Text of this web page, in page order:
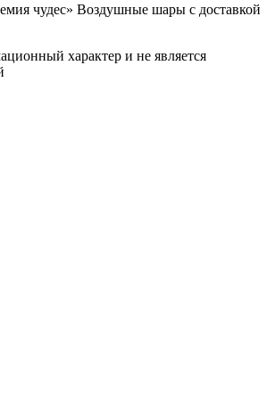
чудес» Воздушные шары с доставкой
характер и не является